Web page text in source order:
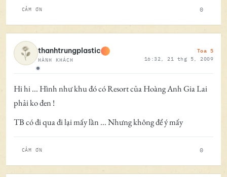
CẢM ƠN 0
Ngoại tuyến
thanhtrungplastic
HÀNH KHÁCH
Toa 5
16:32, 21 thg 5, 2009
Hi hi ... Hình như khu đó có Resort của Hoàng Anh Gia Lai
phải ko đen !
TB có đi qua đi lại mấy lần ... Nhưng không để ý mấy
CẢM ƠN 0